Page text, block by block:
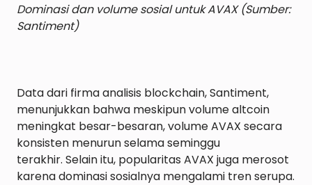
Dominasi dan volume sosial untuk AVAX (Sumber:
Santiment)
Data dari firma analisis blockchain, Santiment,
menunjukkan bahwa meskipun volume altcoin
meningkat besar-besaran, volume AVAX secara
konsisten menurun selama seminggu
terakhir. Selain itu, popularitas AVAX juga merosot
karena dominasi sosialnya mengalami tren serupa.